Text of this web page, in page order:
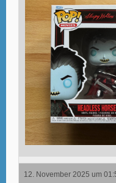
12. November 2025 um